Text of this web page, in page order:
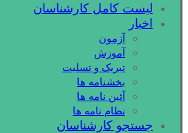
لیست کامل کارشناسان
اخبار
آزمون
آموزش
تبریک و تسلیت
بخشنامه ها
آئین نامه ها
نظام نامه ها
جستجو کارشناسان